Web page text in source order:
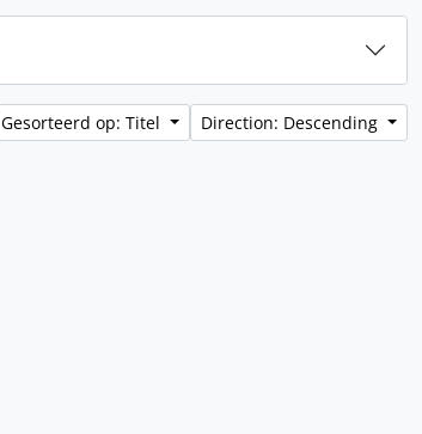
Gesorteerd op: Titel Direction: Descending